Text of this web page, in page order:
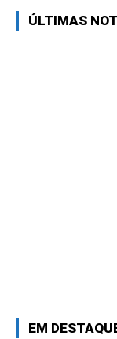
ÚLTIMAS
EM